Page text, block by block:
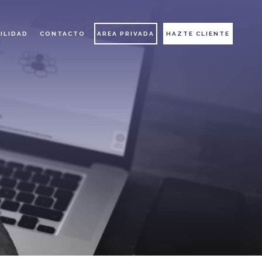
CONTACTO AREA PRIVADA HAZTE CLIENTE